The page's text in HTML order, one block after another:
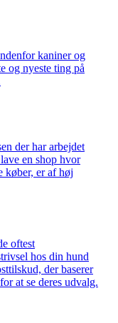
kaniner og
og nyeste ting på
der har arbejdet
en shop hvor
køber, er af høj
oftest
hos din hund
der baserer
at se deres udvalg.